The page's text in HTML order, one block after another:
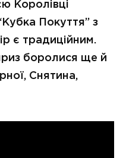
Королівці
Покуття” з
є традиційним.
боролися ще й
Снятина,